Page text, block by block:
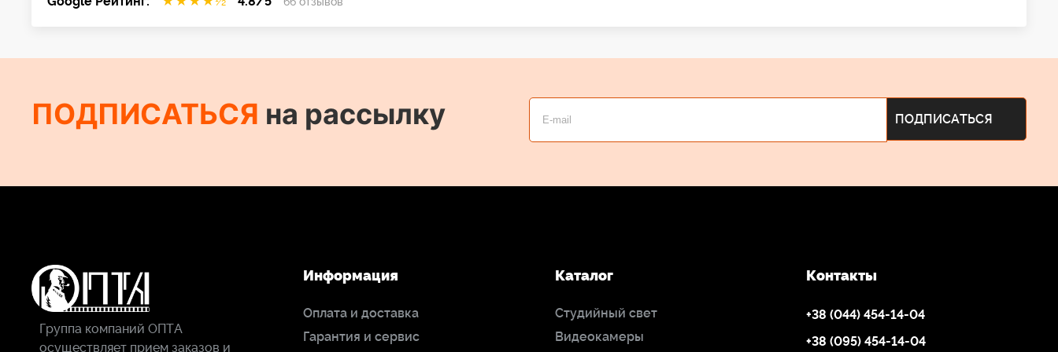
ПОДПИСАТЬСЯ на рассылку
Группа компаний ОПТА
осуществляет прием заказов и
Информация
Оплата и доставка
Гарантия и сервис
Каталог
Студийный свет
Видеокамеры
Контакты
+38 (044) 454-14-04
+38 (095) 454-14-04